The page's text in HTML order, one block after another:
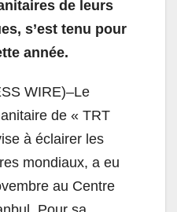
de leurs
s’est tenu pour
année.
WIRE)–Le
de « TRT
à éclairer les
mondiaux, a eu
au Centre